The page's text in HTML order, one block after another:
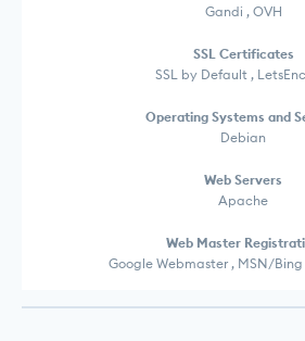
Gandi , OVH
SSL Certificates
SSL by Default ,
Operating Systems and
Debian
Web Servers
Apache
Web Master
Google Webmaster , MSN/